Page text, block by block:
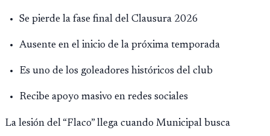
Se pierde la fase final del Clausura 2026
Ausente en el inicio de la próxima temporada
Es uno de los goleadores históricos del club
Recibe apoyo masivo en redes sociales
La lesión del “Flaco” llega cuando Municipal busca